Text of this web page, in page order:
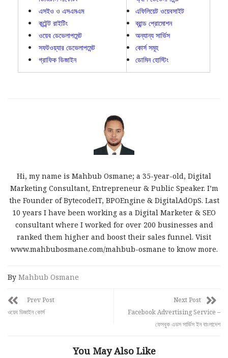
এসইও ও এসএমএম
কন্টেন্ট রাইটিং
ওয়েব ডেভেলাপমেন্ট
সফটওয়্যার ডেভেলাপমেন্ট
গ্রাফিক ডিজাইন
এফিলিয়েট ওয়েবসাইট
ব্রান্ড প্রোমোশন
অন্যান্য সার্ভিস
কোর্স সমূহ
ডোমিন হোস্টিং
Hi, my name is Mahbub Osmane; a 35-year-old, Digital
Marketing Consultant, Entrepreneur & Public Speaker. I’m
the Founder of BytecodeIT, BPOEngine & DigitalAdOpS. Last
10 years I have been working as a Digital Marketer & SEO
consultant where I worked for over 200 businesses and
ranked them higher and boost their sales funnel. Visit
www.mahbubosmane.com/mahbub-osmane to know more.
By Mahbub Osmane
Prev Post
ওয়েব ডিজাইন কোর্স
Next Post
Facebook Advertising Service –
ফেসবুক এডস সার্ভিস ইন বাংলাদেশ
You May Also Like